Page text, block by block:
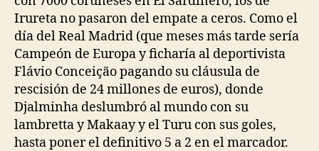
Irureta no pasaron del empate a ceros. Como el
día del Real Madrid (que meses más tarde sería
Campeón de Europa y ficharía al deportivista
Flávio Conceição pagando su cláusula de
rescisión de 24 millones de euros), donde
Djalminha deslumbró al mundo con su
lambretta y Makaay y el Turu con sus goles,
hasta poner el definitivo 5 a 2 en el marcador.